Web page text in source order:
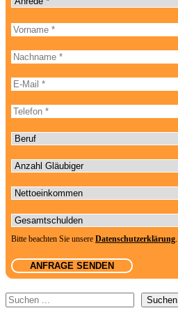
Bitte
lasse
Feld
Vorname
Nachname
E-Mail-Adresse
Telefonnummer
Beruf
Anzahl Gläubiger
Nettoeinkommen
Gesamtschulden
Bitte beachten Sie unsere Datenschutzerklärung.
Suchen Suchen